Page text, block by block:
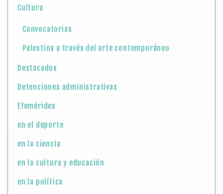
Cultura
Convocatorias
Palestina a través del arte contemporáneo
Destacados
Detenciones administrativas
Efemérides
en el deporte
en la ciencia
en la cultura y educación
en la política